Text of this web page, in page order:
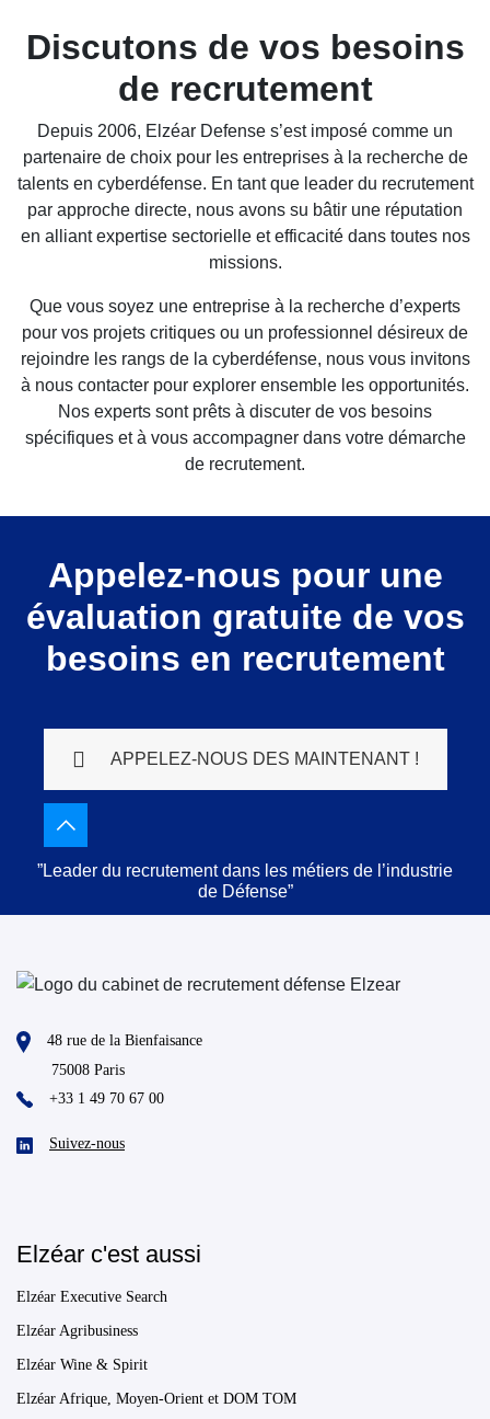
Discutons de vos besoins
de recrutement
Depuis 2006, Elzéar Defense s’est imposé comme un
partenaire de choix pour les entreprises à la recherche de
talents en cyberdéfense. En tant que leader du recrutement
par approche directe, nous avons su bâtir une réputation
en alliant expertise sectorielle et efficacité dans toutes nos
missions.
Que vous soyez une entreprise à la recherche d’experts
pour vos projets critiques ou un professionnel désireux de
rejoindre les rangs de la cyberdéfense, nous vous invitons
à nous contacter pour explorer ensemble les opportunités.
Nos experts sont prêts à discuter de vos besoins
spécifiques et à vous accompagner dans votre démarche
de recrutement.
Appelez-nous pour une
évaluation gratuite de vos
besoins en recrutement
APPELEZ-NOUS DES MAINTENANT !
”Leader du recrutement dans les métiers de l’industrie
de Défense”
48 rue de la Bienfaisance
75008 Paris
+33 1 49 70 67 00
Suivez-nous
Elzéar c'est aussi
Elzéar Executive Search
Elzéar Agribusiness
Elzéar Wine & Spirit
Elzéar Afrique, Moyen-Orient et DOM TOM